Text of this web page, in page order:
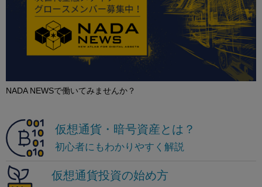
NADA NEWSで働いてみませんか？